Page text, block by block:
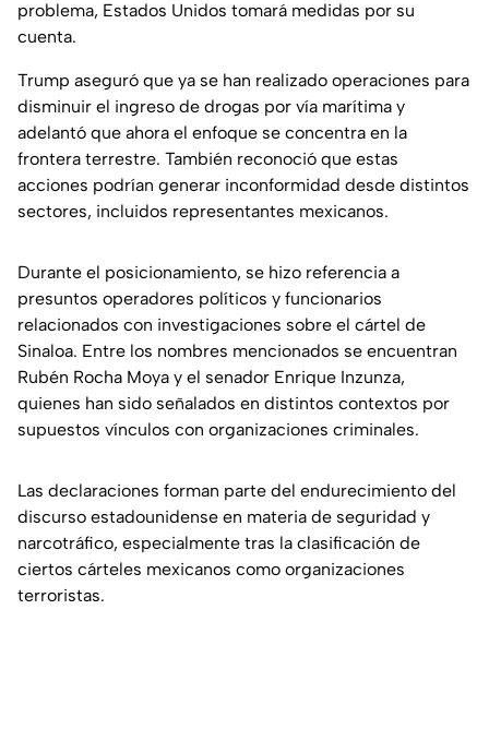
problema, Estados Unidos tomará medidas por su
cuenta.
Trump aseguró que ya se han realizado operaciones para
disminuir el ingreso de drogas por vía marítima y
adelantó que ahora el enfoque se concentra en la
frontera terrestre. También reconoció que estas
acciones podrían generar inconformidad desde distintos
sectores, incluidos representantes mexicanos.
Durante el posicionamiento, se hizo referencia a
presuntos operadores políticos y funcionarios
relacionados con investigaciones sobre el cártel de
Sinaloa. Entre los nombres mencionados se encuentran
Rubén Rocha Moya y el senador Enrique Inzunza,
quienes han sido señalados en distintos contextos por
supuestos vínculos con organizaciones criminales.
Las declaraciones forman parte del endurecimiento del
discurso estadounidense en materia de seguridad y
narcotráfico, especialmente tras la clasificación de
ciertos cárteles mexicanos como organizaciones
terroristas.